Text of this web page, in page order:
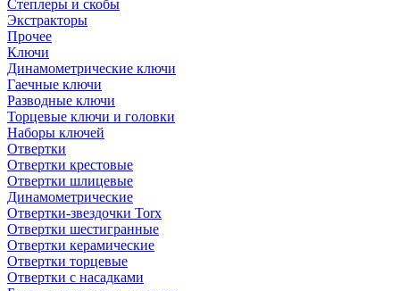
Степлеры и скобы
Экстракторы
Прочее
Ключи
Динамометрические ключи
Гаечные ключи
Разводные ключи
Торцевые ключи и головки
Наборы ключей
Отвертки
Отвертки крестовые
Отвертки шлицевые
Динамометрические
Отвертки-звездочки Torx
Отвертки шестигранные
Отвертки керамические
Отвертки торцевые
Отвертки с насадками